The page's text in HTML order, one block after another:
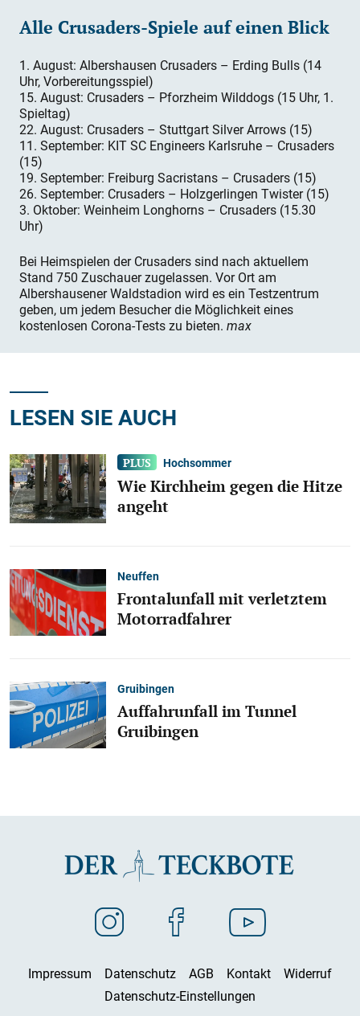
Alle Crusaders-Spiele auf einen Blick
1. August: Albershausen Crusaders – Erding Bulls (14
Uhr, Vorbereitungsspiel)
15. August: Crusaders – Pforzheim Wilddogs (15 Uhr, 1.
Spieltag)
22. August: Crusaders – Stuttgart Silver Arrows (15)
11. September: KIT SC Engineers Karlsruhe – Crusaders
(15)
19. September: Freiburg Sacristans – Crusaders (15)
26. September: Crusaders – Holzgerlingen Twister (15)
3. Oktober: Weinheim Longhorns – Crusaders (15.30
Uhr)
Bei Heimspielen der Crusaders sind nach aktuellem
Stand 750 Zuschauer zugelassen. Vor Ort am
Albershausener Waldstadion wird es ein Testzentrum
geben, um jedem Besucher die Möglichkeit eines
kostenlosen Corona-Tests zu bieten. max
LESEN SIE AUCH
Hochsommer
Wie Kirchheim gegen die Hitze
angeht
Neuffen
Frontalunfall mit verletztem
Motorradfahrer
Gruibingen
Auffahrunfall im Tunnel
Gruibingen
Impressum Datenschutz AGB Kontakt
Widerruf
Datenschutz-Einstellungen